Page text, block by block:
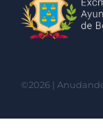
©2026 |